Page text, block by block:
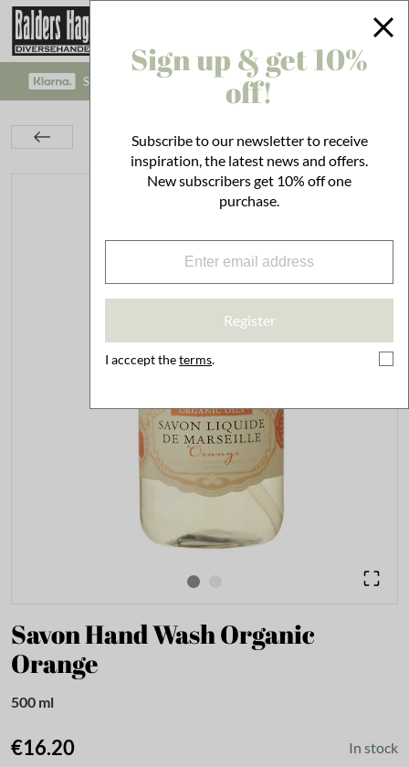
SAFE PAYMENT WITH KLARNA CHECKOUT!
Savon Hand Wash Organic Orange
Savon Hand Wash Organic
Orange
500 ml
€16.20 In stock
Sign up & get 10%
off!
Subscribe to our newsletter to receive
inspiration, the latest news and offers.
New subscribers get 10% off one
purchase.
Register
I acccept theterms.